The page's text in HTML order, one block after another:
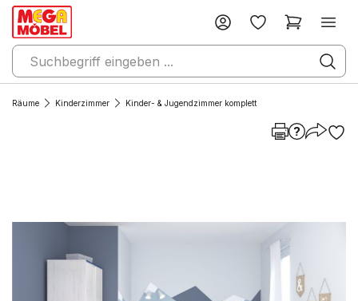
Räume Kinderzimmer Kinder- & Jugendzimmer komplett